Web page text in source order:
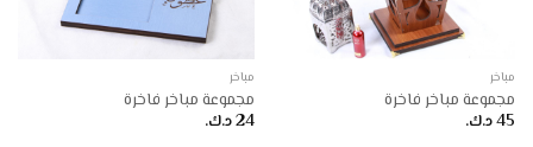
مباخر
مجموعة مباخر فاخرة
45د.ك.
مباخر
مجموعة مباخر فاخرة
24د.ك.